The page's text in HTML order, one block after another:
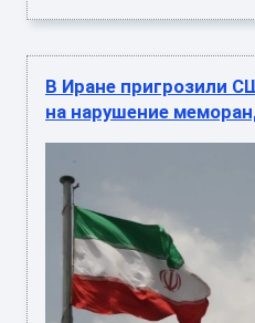
В Иране пригрозили
на нарушение